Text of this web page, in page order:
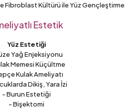
Fibroblast Kültürü ile Yüz Gençleştirme
Estetik
Yüz Estetiği
Yağ Enjeksiyonu
Memesi Küçültme
Kulak Ameliyatı
Dikiş, Yara İzi
- Burun Estetiği
- Bişektomi